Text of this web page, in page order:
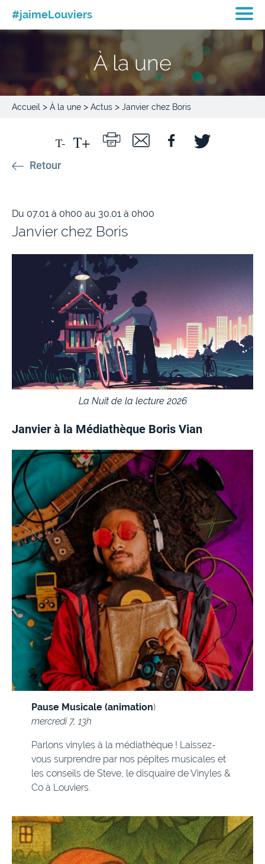
#jaimeLouviers
À la une
Accueil > À la une > Actus > Janvier chez Boris
Retour
Du 07.01 à 0h00 au 30.01 à 0h00
Janvier chez Boris
La Nuit de la lecture 2026
Janvier à la Médiathèque Boris Vian
Pause Musicale (animation)
mercredi 7, 13h
Parlons vinyles à la médiathèque ! Laissez-
vous surprendre par nos pépites musicales et
les conseils de Steve, le disquaire de Vinyles &
Co à Louviers.